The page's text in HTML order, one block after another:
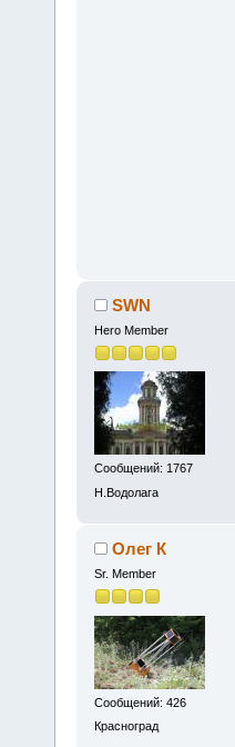
SWN
Hero Member
Сообщений: 1767
Н.Водолага
Олег К
Sr. Member
Сообщений: 426
Красноград